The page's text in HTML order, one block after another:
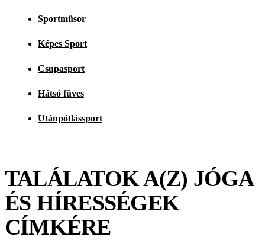
Sportműsor
Képes Sport
Csupasport
Hátsó füves
Utánpótlássport
TALÁLATOK A(Z) JÓGA
ÉS HÍRESSÉGEK
CÍMKÉRE